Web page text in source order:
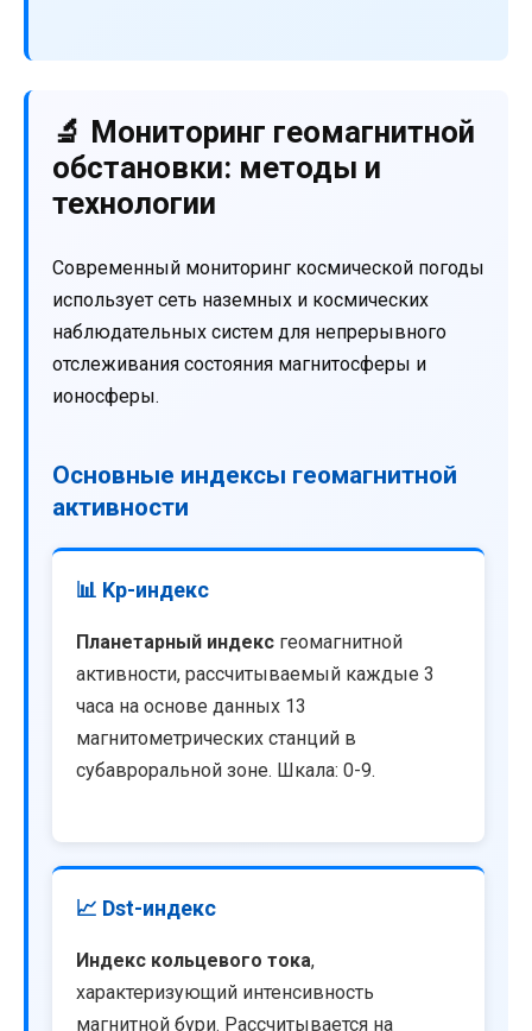
🔬 Мониторинг геомагнитной
обстановки: методы и
технологии
Современный мониторинг космической погоды
использует сеть наземных и космических
наблюдательных систем для непрерывного
отслеживания состояния магнитосферы и
ионосферы.
Основные индексы геомагнитной
активности
📊 Kp-индекс
Планетарный индекс геомагнитной
активности, рассчитываемый каждые 3
часа на основе данных 13
магнитометрических станций в
субавроральной зоне. Шкала: 0-9.
📈 Dst-индекс
Индекс кольцевого тока,
характеризующий интенсивность
магнитной бури. Рассчитывается на